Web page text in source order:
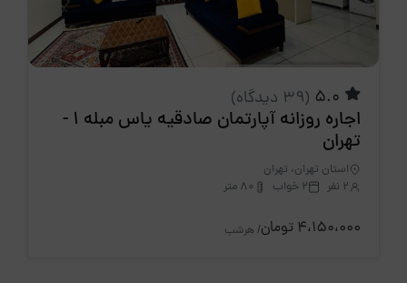
(39 دیدگاه)
اجاره روزانه آپارتمان صادقیه یاس مبله 1 -
تهران
استان تهران، تهران
2 نفر
2 خواب 80 متر
4،150،000 تومان / هرشب